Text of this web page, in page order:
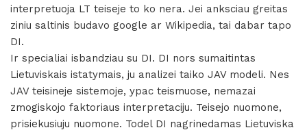
interpretuoja LT teiseje to ko nera. Jei anksciau greitas
ziniu saltinis budavo google ar Wikipedia, tai dabar tapo
DI.
Ir specialiai isbandziau su DI. DI nors sumaitintas
Lietuviskais istatymais, ju analizei taiko JAV modeli. Nes
JAV teisineje sistemoje, ypac teismuose, nemazai
zmogiskojo faktoriaus interpretaciju. Teisejo nuomone,
prisiekusiuju nuomone. Todel DI nagrinedamas Lietuviska